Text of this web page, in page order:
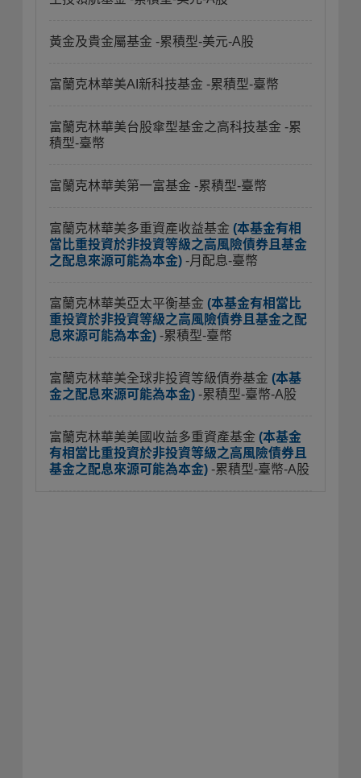
黃金及貴金屬基金 -累積型-美元-A股
富蘭克林華美AI新科技基金 -累積型-臺幣
富蘭克林華美台股傘型基金之高科技基金 -累
積型-臺幣
富蘭克林華美第一富基金 -累積型-臺幣
富蘭克林華美多重資產收益基金 (本基金有相
當比重投資於非投資等級之高風險債券且基金
之配息來源可能為本金) -月配息-臺幣
富蘭克林華美亞太平衡基金 (本基金有相當比
重投資於非投資等級之高風險債券且基金之配
息來源可能為本金) -累積型-臺幣
富蘭克林華美全球非投資等級債券基金 (本基
金之配息來源可能為本金) -累積型-臺幣-A股
富蘭克林華美美國收益多重資產基金 (本基金
有相當比重投資於非投資等級之高風險債券且
基金之配息來源可能為本金) -累積型-臺幣-A股